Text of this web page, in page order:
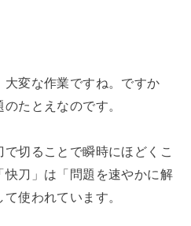
変な作業ですね。ですか
たとえなのです。
切ることで瞬時にほどくこ
快刀」は「問題を速やかに解
使われています。